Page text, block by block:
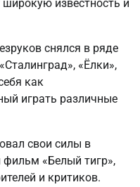
известность и
снялся в ряде
«Ёлки»,
как
играть различные
свои силы в
фильм «Белый тигр»,
и критиков.